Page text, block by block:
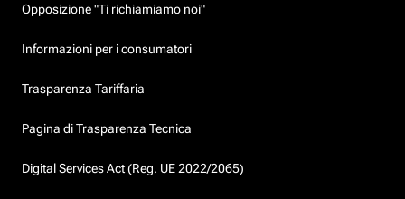
Opposizione "Ti richiamiamo noi"
Informazioni per i consumatori
Trasparenza Tariffaria
Pagina di Trasparenza Tecnica
Digital Services Act (Reg. UE 2022/2065)